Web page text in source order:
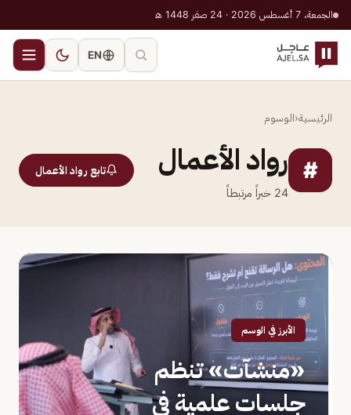
الجمعة، 7 أغسطس 2026 · 24 صفر 1448 هـ
EN
الرئيسية‹الوسوم
# رواد الأعمال
24 خبراً مرتبطاً
تابع رواد الأعمال
الأبرز في الوسم
«منشآت» تنظم
جلسات علمية في